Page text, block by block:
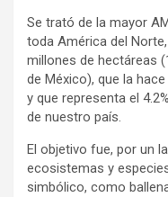
Se trató de la mayor
toda América del
millones de hectáreas
de México), que la
y que representa el
de nuestro país.
El objetivo fue, por un
ecosistemas y
simbólico, como